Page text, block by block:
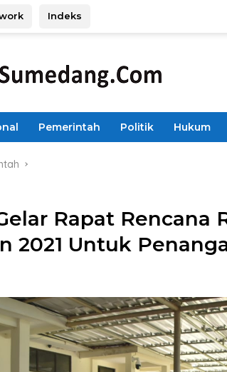
Indeks
Pemerintah Politik Hukum
Rapat Rencana
2021 Untuk